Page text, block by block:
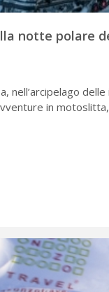
notte polare
nell’arcipelago
in